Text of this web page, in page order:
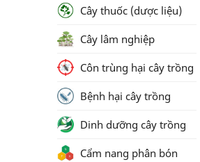
Cây thuốc (dược liệu)
Cây lâm nghiệp
Côn trùng hại cây trồng
Bệnh hại cây trồng
Dinh dưỡng cây trồng
Cẩm nang phân bón